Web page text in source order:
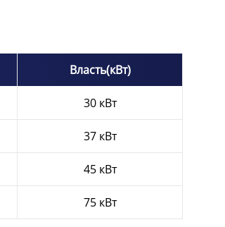
Власть(кВт)
30 кВт
37 кВт
45 кВт
75 кВт